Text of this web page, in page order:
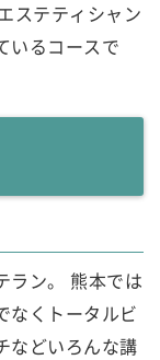
ステティシャン
いるコースで
ラン。 熊本では
なくトータルビ
などいろんな講